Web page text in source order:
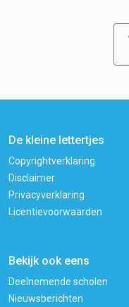
De kleine lettertjes
Copyrightverklaring
Disclaimer
Privacyverklaring
Licentievoorwaarden
Bekijk ook eens
Deelnemende scholen
Nieuwsberichten